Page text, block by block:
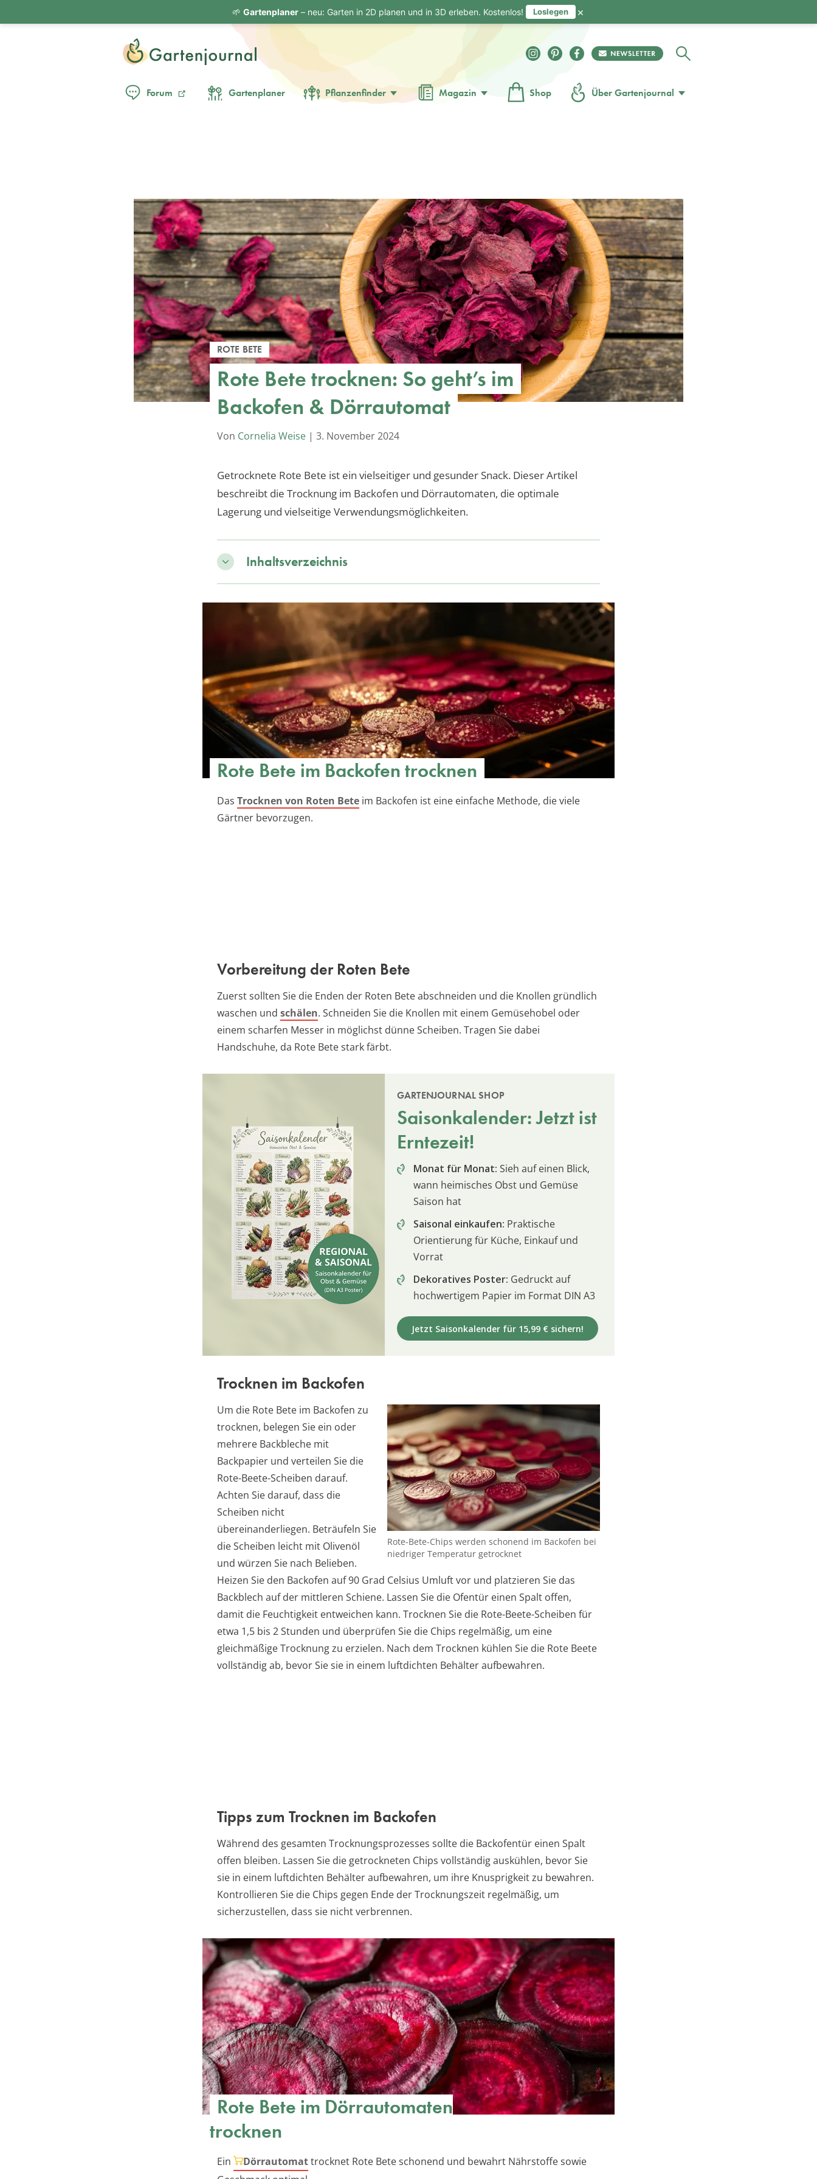
Forum Gartenplaner Pflanzenfinder Magazin Shop Über Gartenjournal
ROTE BETE
Rote Bete trocknen: So geht’s im
Backofen & Dörrautomat
Von Cornelia Weise | 3. November 2024
Getrocknete Rote Bete ist ein vielseitiger und gesunder Snack. Dieser Artikel
beschreibt die Trocknung im Backofen und Dörrautomaten, die optimale
Lagerung und vielseitige Verwendungsmöglichkeiten.
Inhaltsverzeichnis
Rote Bete im Backofen trocknen
Das Trocknen von Roten Bete im Backofen ist eine einfache Methode, die viele
Gärtner bevorzugen.
Vorbereitung der Roten Bete
Zuerst sollten Sie die Enden der Roten Bete abschneiden und die Knollen gründlich
waschen und schälen. Schneiden Sie die Knollen mit einem Gemüsehobel oder
einem scharfen Messer in möglichst dünne Scheiben. Tragen Sie dabei
Handschuhe, da Rote Bete stark färbt.
GARTENJOURNAL SHOP
Saisonkalender: Jetzt ist
Erntezeit!
Monat für Monat: Sieh auf einen Blick,
wann heimisches Obst und Gemüse
Saison hat
Saisonal einkaufen: Praktische
Orientierung für Küche, Einkauf und
Vorrat
Dekoratives Poster: Gedruckt auf
hochwertigem Papier im Format DIN A3
Jetzt Saisonkalender für 15,99 € sichern!
Trocknen im Backofen
Rote-Bete-Chips werden schonend im Backofen bei
niedriger Temperatur getrocknet
Um die Rote Bete im Backofen zu
trocknen, belegen Sie ein oder
mehrere Backbleche mit
Backpapier und verteilen Sie die
Rote-Beete-Scheiben darauf.
Achten Sie darauf, dass die
Scheiben nicht
übereinanderliegen. Beträufeln Sie
die Scheiben leicht mit Olivenöl
und würzen Sie nach Belieben.
Heizen Sie den Backofen auf 90 Grad Celsius Umluft vor und platzieren Sie das
Backblech auf der mittleren Schiene. Lassen Sie die Ofentür einen Spalt offen,
damit die Feuchtigkeit entweichen kann. Trocknen Sie die Rote-Beete-Scheiben für
etwa 1,5 bis 2 Stunden und überprüfen Sie die Chips regelmäßig, um eine
gleichmäßige Trocknung zu erzielen. Nach dem Trocknen kühlen Sie die Rote Beete
vollständig ab, bevor Sie sie in einem luftdichten Behälter aufbewahren.
Tipps zum Trocknen im Backofen
Während des gesamten Trocknungsprozesses sollte die Backofentür einen Spalt
offen bleiben. Lassen Sie die getrockneten Chips vollständig auskühlen, bevor Sie
sie in einem luftdichten Behälter aufbewahren, um ihre Knusprigkeit zu bewahren.
Kontrollieren Sie die Chips gegen Ende der Trocknungszeit regelmäßig, um
sicherzustellen, dass sie nicht verbrennen.
Rote Bete im Dörrautomaten
trocknen
Ein Dörrautomattrocknet Rote Bete schonend und bewahrt Nährstoffe sowie
🌱 Gartenplaner– neu: Garten in 2D planen und in 3D erleben. Kostenlos! Loslegen ×